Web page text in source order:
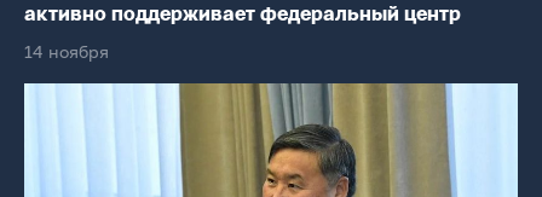
активно поддерживает федеральный центр
14 ноября